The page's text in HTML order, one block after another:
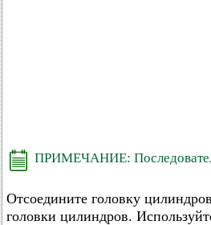
ПРИМЕЧАНИЕ:
Отсоедините головку
головки цилиндров.